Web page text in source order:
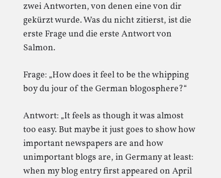
zwei Antworten, von denen eine von dir
gekürzt wurde. Was du nicht zitierst, ist die
erste Frage und die erste Antwort von
Salmon.
Frage: „How does it feel to be the whipping
boy du jour of the German blogosphere?“
Antwort: „It feels as though it was almost
too easy. But maybe it just goes to show how
important newspapers are and how
unimportant blogs are, in Germany at least:
when my blog entry first appeared on April